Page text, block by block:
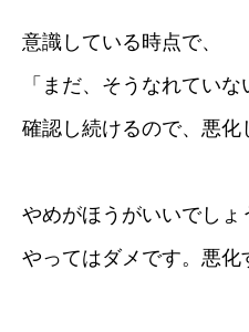
意識している時点で、
「まだ、そうなれていな
確認し続けるので、悪化
やめがほうがいいでしょ
やってはダメです。悪化